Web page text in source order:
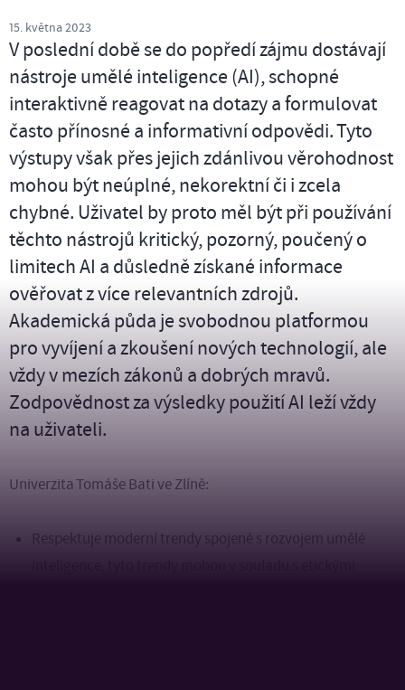
15. května 2023
V poslední době se do popředí zájmu dostávají
nástroje umělé inteligence (AI), schopné
interaktivně reagovat na dotazy a formulovat
často přínosné a informativní odpovědi. Tyto
výstupy však přes jejich zdánlivou věrohodnost
mohou být neúplné, nekorektní či i zcela
chybné. Uživatel by proto měl být při používání
těchto nástrojů kritický, pozorný, poučený o
limitech AI a důsledně získané informace
ověřovat z více relevantních zdrojů.
Akademická půda je svobodnou platformou
pro vyvíjení a zkoušení nových technologií, ale
vždy v mezích zákonů a dobrých mravů.
Zodpovědnost za výsledky použití AI leží vždy
na uživateli.
Univerzita Tomáše Bati ve Zlíně:
Respektuje moderní trendy spojené s rozvojem umělé